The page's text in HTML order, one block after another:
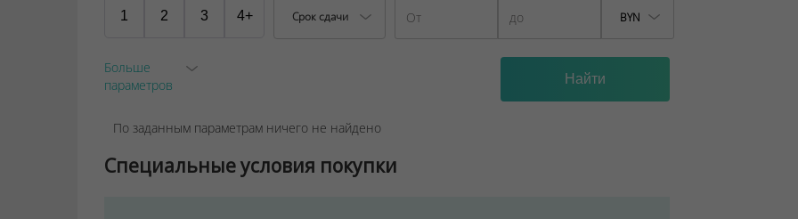
1 2 3 4+ Срок сдачи BYN
Больше
параметров
По заданным параметрам ничего не найдено
Специальные условия покупки